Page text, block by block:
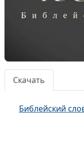
Скачать
Библейский